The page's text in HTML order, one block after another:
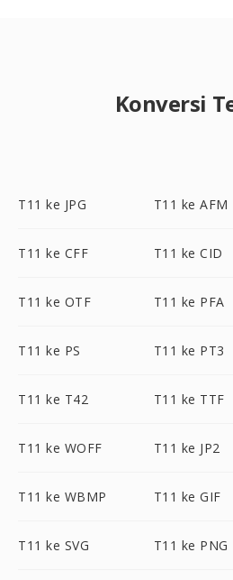
Konversi
T11 ke JPG T11 ke AFM
T11 ke CFF T11 ke CID
T11 ke OTF T11 ke PFA
T11 ke PS T11 ke PT3
T11 ke T42 T11 ke TTF
T11 ke WOFF T11 ke JP2
T11 ke WBMP T11 ke GIF
T11 ke SVG T11 ke PNG